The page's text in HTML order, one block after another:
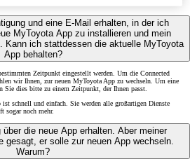
und eine E-Mail erhalten, in der ich
MyToyota App zu installieren und mein
Kann ich stattdessen die aktuelle MyToyota
App behalten?
Zeitpunkt eingestellt werden. Um die Connected
wir Ihnen, zur neuen MyToyota App zu wechseln. Um eine
Sie dies bitte zu einem Zeitpunkt, der Ihnen passt.
schnell und einfach. Sie werden alle großartigen Dienste
sogar noch mehr.
über die neue App erhalten. Aber meiner
gesagt, er solle zur neuen App wechseln.
Warum?